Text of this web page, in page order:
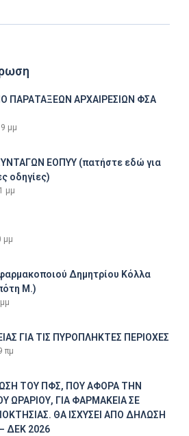
ΠΑΡΑΤΑΞΕΩΝ ΑΡΧΑΙΡΕΣΙΩΝ ΦΣΑ
μμ
ΕΟΠΥΥ (πατήστε εδώ για
οδηγίες)
μμ
μμ
Δημητρίου Κόλλα
Μ.)
ΓΙΑ ΤΙΣ ΠΥΡΟΠΛΗΚΤΕΣ ΠΕΡΙΟΧΕΣ
πμ
ΤΟΥ ΠΦΣ, ΠΟΥ ΑΦΟΡΑ ΤΗΝ
ΩΡΑΡΙΟΥ, ΓΙΑ ΦΑΡΜΑΚΕΙΑ ΣΕ
ΘΑ ΙΣΧΥΣΕΙ ΑΠΟ ΔΗΛΩΣΗ
ΔΕΚ 2026